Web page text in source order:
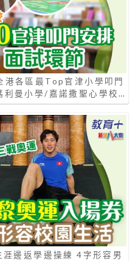
各區最Top官津小學叩門
利曼小學/嘉諾撒聖心學校…
涯邊返學邊操練 4字形容男